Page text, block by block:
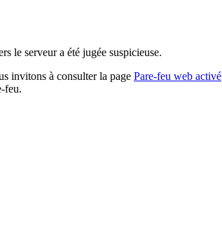
le serveur a été jugée suspicieuse.
invitons à consulter la page Pare-feu web activé
feu.